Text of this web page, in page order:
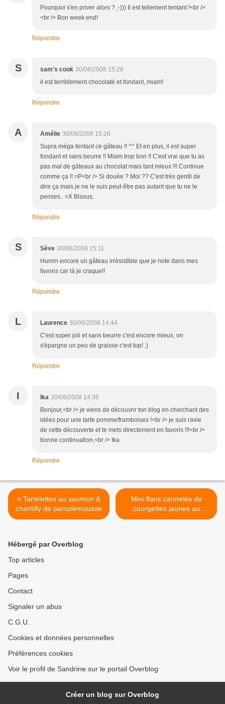
Pourquoi s'en priver alors ? ;-))) Il est tellement tentant !<br />
<br /> Bon week end!
Répondre
S sam's cook 30/08/2008 15:26
il est terriblement chocolaté et fondant, miam!
Répondre
A Amélie 30/08/2008 15:16
Supra méga tentant ce gâteau !! ^^ Et en plus, il est super
fondant et sans beurre !! Miam trop bon !! C'est vrai que tu as
pas mal de gâteaux au chocolat mais tant mieux !!! Continue
comme ça !! =P<br /> Si douée ? Moi ?? C'est très gentil de
dire ça mais je ne le suis peut-être pas autant que tu ne le
penses.. =X Bisous.
Répondre
S Sève 30/08/2008 15:11
Humm encore un gâteau irrésistible que je note dans mes
favoris car là je craque!!
Répondre
L Laurence 30/08/2008 14:44
C'est super joli et sans beurre c'est encore mieux, on
s'épargne un peu de graisse c'est top! ;)
Répondre
I Ika 30/08/2008 14:36
Bonjour,<br /> je viens de découvrir ton blog en cherchant des
idées pour une tarte pomme/framboises !<br /> je suis ravie
de cette découverte et te mets directement en favoris !!!<br />
bonne continuation,<br /> Ika
Répondre
< Tartelettes au saumon &
chantilly de pamplemousse
Mini flans cannelés de
courgettes jaunes au
parmesan >
Hébergé par Overblog
Top articles
Pages
Contact
Signaler un abus
C.G.U.
Cookies et données personnelles
Préférences cookies
Voir le profil de Sandrine sur le portail Overblog
Créer un blog sur Overblog